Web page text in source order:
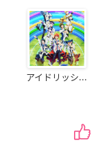
アイドリッシ...